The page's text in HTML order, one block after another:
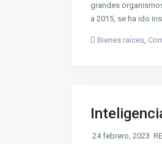
grandes
a 2015, se ha ido
Bienes raíces,
24 febrero, 2023